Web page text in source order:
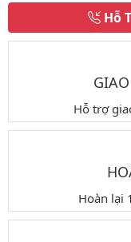
Hỗ
Hỗ trợ
Hoàn lại